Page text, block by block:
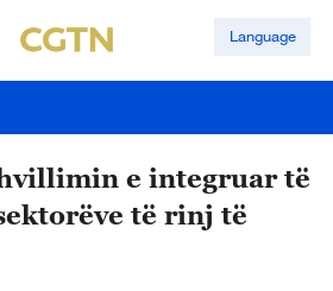
Language
e integruar të
të rinj të